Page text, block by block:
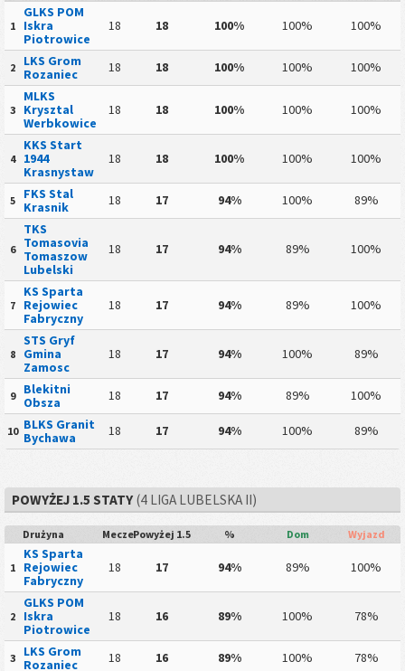
1
GLKS POM
Iskra
Piotrowice
18 18 100% 100% 100%
2
LKS Grom
Rozaniec
18 18 100% 100% 100%
3
MLKS
Krysztal
Werbkowice
18 18 100% 100% 100%
4
KKS Start
1944
Krasnystaw
18 18 100% 100% 100%
5
FKS Stal
Krasnik
18 17 94% 100% 89%
6
TKS
Tomasovia
Tomaszow
Lubelski
18 17 94% 89% 100%
7
KS Sparta
Rejowiec
Fabryczny
18 17 94% 89% 100%
8
STS Gryf
Gmina
Zamosc
18 17 94% 100% 89%
9
Blekitni
Obsza
18 17 94% 89% 100%
10 BLKS Granit
Bychawa
18 17 94% 100% 89%
POWYŻEJ 1.5 STATY(4 LIGA LUBELSKA II)
Drużyna MeczePowyżej 1.5 % Dom Wyjazd
1
KS Sparta
Rejowiec
Fabryczny
18 17 94% 89% 100%
2
GLKS POM
Iskra
Piotrowice
18 16 89% 100% 78%
3
LKS Grom
Rozaniec
18 16 89% 100% 78%